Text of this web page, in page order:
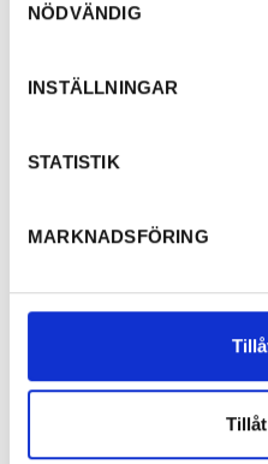
NÖDVÄNDIG
INSTÄLLNINGAR
STATISTIK
MARKNADSFÖRING